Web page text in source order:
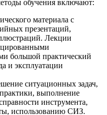
обучения включают:
материала с
презентаций,
Лекции
большой практический
и эксплуатации
ситуационных задач,
выполнение
инструмента,
использованию СИЗ.